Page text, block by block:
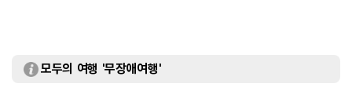
모두의 여행 '무장애여행'